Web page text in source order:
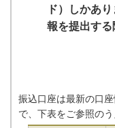
ド）しかあ
報を提出する
振込口座は最新の口
で、下表をご参照の